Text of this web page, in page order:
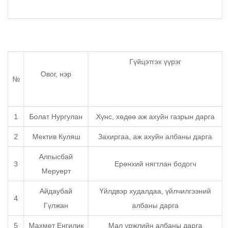
№
Овог, нэр
Гүйцэтгэх үүрэг
1 Болат Нургулан Хүнс, хөдөө аж ахуйн газрын дарга
2 Мектив Куляш Захиргаа, аж ахуйн албаны дарга
3
Алпысбай
Меруерт
Ерөнхий нягтлан бодогч
4
Айдаубай
Гүлжан
Үйлдвэр худалдаа, үйлчилгээний
албаны дарга
5 Махмет Енгилик Мал үржлийн албаны дарга